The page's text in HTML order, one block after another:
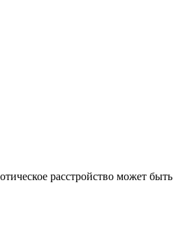
расстройство может быть